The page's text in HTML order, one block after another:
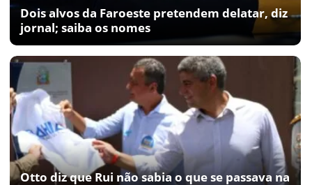
Dois alvos da Faroeste pretendem delatar, diz
jornal; saiba os nomes
Otto diz que Rui não sabia o que se passava na